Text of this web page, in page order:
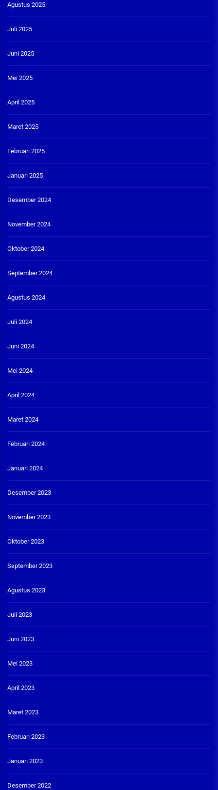
Agustus 2025
Juli 2025
Juni 2025
Mei 2025
April 2025
Maret 2025
Februari 2025
Januari 2025
Desember 2024
November 2024
Oktober 2024
September 2024
Agustus 2024
Juli 2024
Juni 2024
Mei 2024
April 2024
Maret 2024
Februari 2024
Januari 2024
Desember 2023
November 2023
Oktober 2023
September 2023
Agustus 2023
Juli 2023
Juni 2023
Mei 2023
April 2023
Maret 2023
Februari 2023
Januari 2023
Desember 2022